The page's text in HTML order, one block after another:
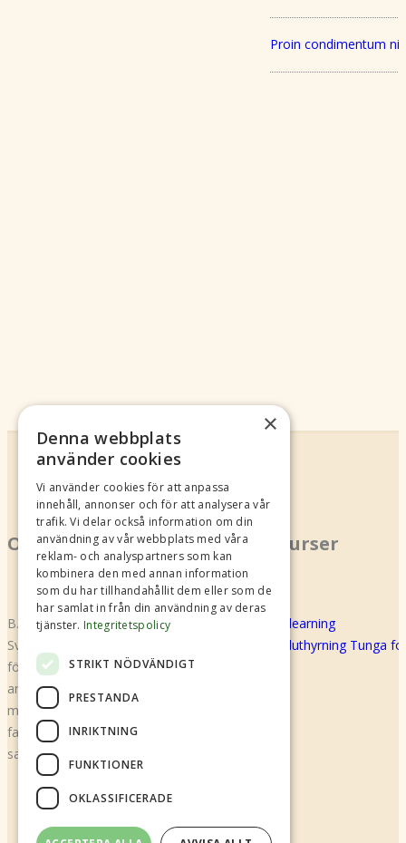
Proin condimentum
Om oss
B.U.S Shared Mobility (f.d Biluthyrarna
Sverige) är en branschorganisation för alla
företag som bedriver biluthyrning och
annan bildelning. Den gemensamma
målsättningen är säkerhet, kvalitet,
fackmässig service och kundvänlig policy
samt trygghet för kunden.
Kurser
E-learning
Biluthyrning Tunga
×
Denna webbplats
använder cookies
Vi använder cookies för att anpassa
innehåll, annonser och för att analysera vår
trafik. Vi delar också information om din
användning av vår webbplats med våra
reklam- och analyspartners som kan
kombinera den med annan information
som du har tillhandahållit dem eller som de
har samlat in från din användning av deras
tjänster. Integritetspolicy
STRIKT NÖDVÄNDIGT
PRESTANDA
INRIKTNING
FUNKTIONER
OKLASSIFICERADE